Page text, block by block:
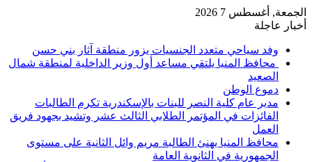
الجمعة, أغسطس 7 2026
أخبار عاجلة
وفد سياحي متعدد الجنسيات يزور منطقة آثار بني حسن
محافظ المنيا يلتقي مساعد أول وزير الداخلية لمنطقة شمال
الصعيد
دموع الوطن
مدير عام كلية النصر للبنات بالإسكندرية تكرم الطالبات
الفائزات في المؤتمر الطلابي الثالث عشر وتشيد بجهود فريق
العمل
محافظ المنيا يهنئ الطالبة مريم وائل الثانية على مستوى
الجمهورية في الثانوية العامة